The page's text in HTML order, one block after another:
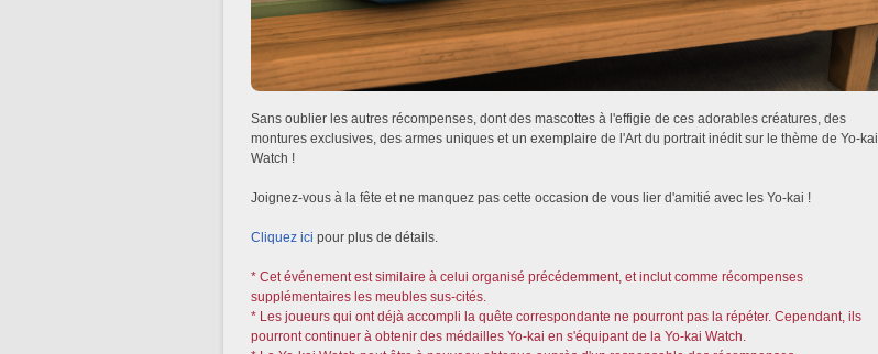
Sans oublier les autres récompenses, dont des mascottes à l'effigie de ces adorables créatures, des
montures exclusives, des armes uniques et un exemplaire de l'Art du portrait inédit sur le thème de Yo-kai
Watch !
Joignez-vous à la fête et ne manquez pas cette occasion de vous lier d'amitié avec les Yo-kai !
Cliquez ici pour plus de détails.
* Cet événement est similaire à celui organisé précédemment, et inclut comme récompenses
supplémentaires les meubles sus-cités.
* Les joueurs qui ont déjà accompli la quête correspondante ne pourront pas la répéter. Cependant, ils
pourront continuer à obtenir des médailles Yo-kai en s'équipant de la Yo-kai Watch.